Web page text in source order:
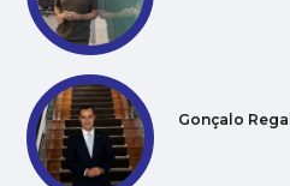
Gonçalo